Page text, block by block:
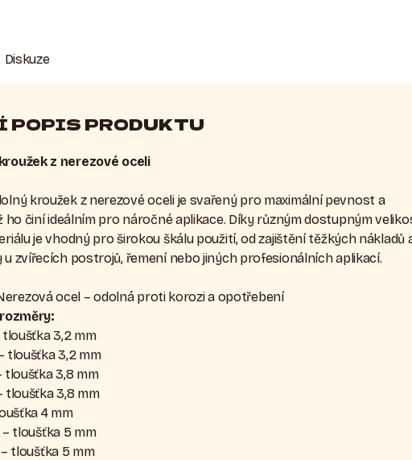
Diskuze
POPIS PRODUKTU
z nerezové oceli
kroužek z nerezové oceli je svařený pro maximální pevnost a
činí ideálním pro náročné aplikace. Díky různým dostupným
je vhodný pro širokou škálu použití, od zajištění těžkých nákladů
zvířecích postrojů, řemení nebo jiných profesionálních aplikací.
ocel – odolná proti korozi a opotřebení
tloušťka 3,2 mm
tloušťka 3,2 mm
tloušťka 3,8 mm
tloušťka 3,8 mm
4 mm
– tloušťka 5 mm
– tloušťka 5 mm